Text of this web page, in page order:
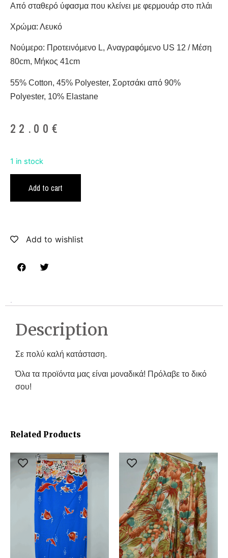
Από σταθερό ύφασμα που κλείνει με φερμουάρ στο πλάι
Χρώμα: Λευκό
Νούμερο: Προτεινόμενο L, Αναγραφόμενο US 12 / Μέση
80cm, Μήκος 41cm
55% Cotton, 45% Polyester, Σορτσάκι από 90%
Polyester, 10% Elastane
22.00 €
1 in stock
Add to cart
Add to wishlist
Description
Σε πολύ καλή κατάσταση.
Όλα τα προϊόντα μας είναι μοναδικά! Πρόλαβε το δικό
σου!
Related Products